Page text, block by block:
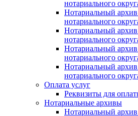
нотариального
Нотариальный
нотариального
Нотариальный
нотариального
Нотариальный
нотариального
Нотариальный
нотариального
Оплата услуг
Реквизиты для
Нотариальные архивы
Нотариальный архив